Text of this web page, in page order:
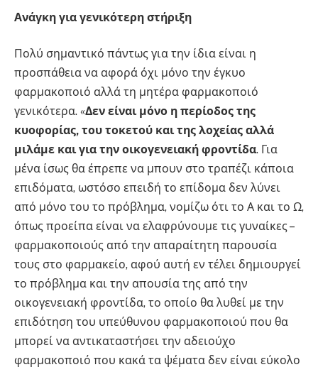
Ανάγκη για γενικότερη στήριξη
Πολύ σημαντικό πάντως για την ίδια είναι η
προσπάθεια να αφορά όχι μόνο την έγκυο
φαρμακοποιό αλλά τη μητέρα φαρμακοποιό
γενικότερα. «Δεν είναι μόνο η περίοδος της
κυοφορίας, του τοκετού και της λοχείας αλλά
μιλάμε και για την οικογενειακή φροντίδα. Για
μένα ίσως θα έπρεπε να μπουν στο τραπέζι κάποια
επιδόματα, ωστόσο επειδή το επίδομα δεν λύνει
από μόνο του το πρόβλημα, νομίζω ότι το Α και το Ω,
όπως προείπα είναι να ελαφρύνουμε τις γυναίκες –
φαρμακοποιούς από την απαραίτητη παρουσία
τους στο φαρμακείο, αφού αυτή εν τέλει δημιουργεί
το πρόβλημα και την απουσία της από την
οικογενειακή φροντίδα, το οποίο θα λυθεί με την
επιδότηση του υπεύθυνου φαρμακοποιού που θα
μπορεί να αντικαταστήσει την αδειούχο
φαρμακοποιό που κακά τα ψέματα δεν είναι εύκολο